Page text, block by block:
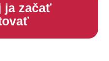
ja začať